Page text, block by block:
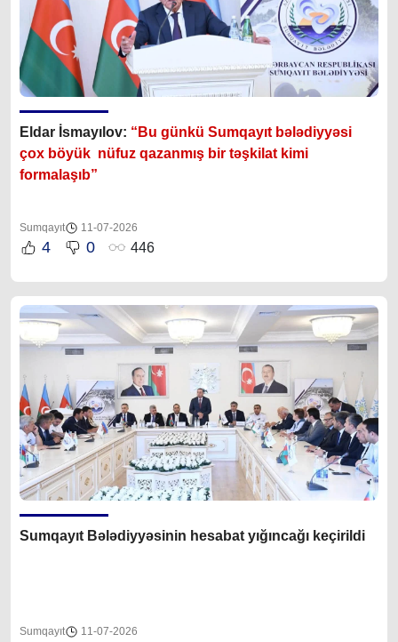
Eldar İsmayılov: “Bu günkü Sumqayıt bələdiyyəsi
çox böyük nüfuz qazanmış bir təşkilat kimi
formalaşıb”
Sumqayıt 11-07-2026
4 0 446
Sumqayıt Bələdiyyəsinin hesabat yığıncağı keçirildi
Sumqayıt 11-07-2026